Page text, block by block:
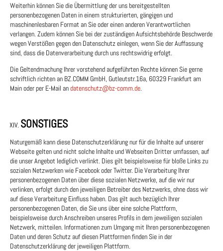
Weiterhin können Sie die Übermittlung der uns bereitgestellten
personenbezogenen Daten in einem strukturierten, gängigen und
maschinenlesbaren Format an Sie oder einen anderen Verantwortlichen
verlangen. Zudem können Sie bei der zuständigen Aufsichtsbehörde Beschwerde
wegen Verstößen gegen den Datenschutz einlegen, wenn Sie der Auffassung
sind, dass die Datenverarbeitung durch uns rechtswidrig erfolgt.
Die Geltendmachung Ihrer vorstehend aufgeführten Rechte können Sie gerne
schriftlich richten an BZ.COMM GmbH, Gutleutstr.16a, 60329 Frankfurt am
Main oder per E-Mail andatenschutz@bz-comm.de
SONSTIGES
Naturgemäß kann diese Datenschutzerklärung nur für die Inhalte auf unserer
Webseite gelten und nicht solche Inhalte und Webseiten Dritter umfassen, auf
die unser Angebot lediglich verlinkt. Dies gilt beispielsweise für bloße Links zu
sozialen Netzwerken wie Facebook oder Twitter. Die Verarbeitung Ihrer
personenbezogenen Daten über diese sozialen Netzwerke, auf die wir nur
verlinken, erfolgt durch den jeweiligen Betreiber des Netzwerks, ohne dass wir
auf diese Verarbeitung Einfluss haben. Das gilt auch bezüglich Ihrer
personenbezogenen Daten, die Sie uns über eine solche Plattform,
beispielsweise durch Anschreiben unseres Profils in dem jeweiligen sozialen
Netzwerk, mitteilen. Informationen zum Umgang mit Ihren personenbezogenen
Daten und deren Schutz auf diesen Plattformen finden Sie in der
Datenschutzerklärung der jeweiligen Plattform.